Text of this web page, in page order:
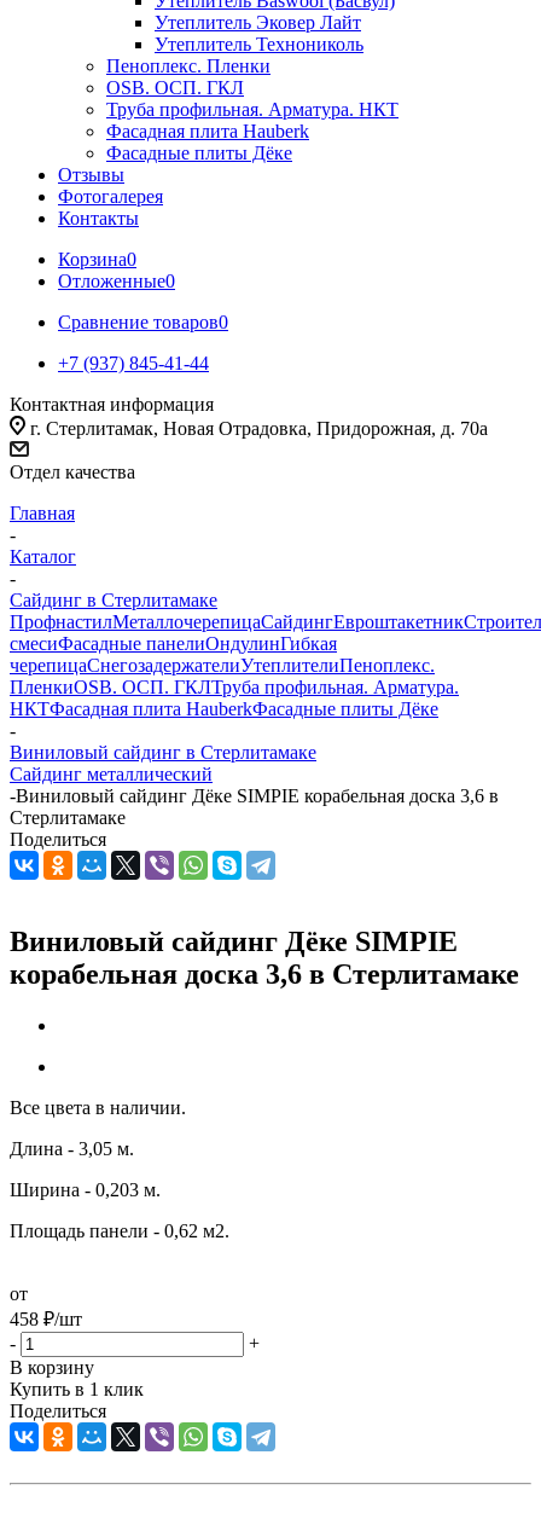
Утеплитель Эковер Лайт
Утеплитель Технониколь
Пеноплекс. Пленки
OSB. ОСП. ГКЛ
Труба профильная. Арматура. НКТ
Фасадная плита Hauberk
Фасадные плиты Дёке
Отзывы
Фотогалерея
Контакты
Корзина0
Отложенные0
Сравнение товаров0
+7 (937) 845-41-44
Контактная информация
г. Стерлитамак, Новая Отрадовка, Придорожная, д. 70а
Отдел качества
Главная
-
Каталог
-
Сайдинг в Стерлитамаке
ПрофнастилМеталлочерепицаСайдингЕвроштакетник
смесиФасадные панелиОндулинГибкая
черепицаСнегозадержателиУтеплителиПеноплекс.
ПленкиOSB. ОСП. ГКЛТруба профильная. Арматура.
НКТФасадная плита HauberkФасадные плиты Дёке
-
Виниловый сайдинг в Стерлитамаке
Сайдинг металлический
-Виниловый сайдинг Дёке SIMPIE корабельная доска 3,6 в
Стерлитамаке
Поделиться
Виниловый сайдинг Дёке SIMPIE
корабельная доска 3,6 в Стерлитамаке
Все цвета в наличии.
Длина - 3,05 м.
Ширина - 0,203 м.
Площадь панели - 0,62 м2.
от
458 ₽/шт
-
+
В корзину
Купить в 1 клик
Поделиться